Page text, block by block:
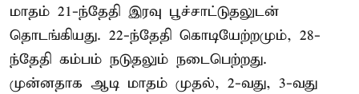
மாதம் 21-ந்தேதி இரவு பூச்சாட்டுதலுடன்
தொடங்கியது. 22-ந்தேதி கொடியேற்றமும், 28-
ந்தேதி கம்பம் நடுதலும் நடைபெற்றது.
முன்னதாக ஆடி மாதம் முதல், 2-வது, 3-வது